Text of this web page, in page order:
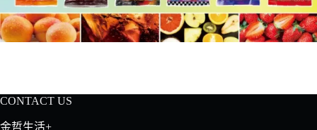
CONTACT US
金哲生活+